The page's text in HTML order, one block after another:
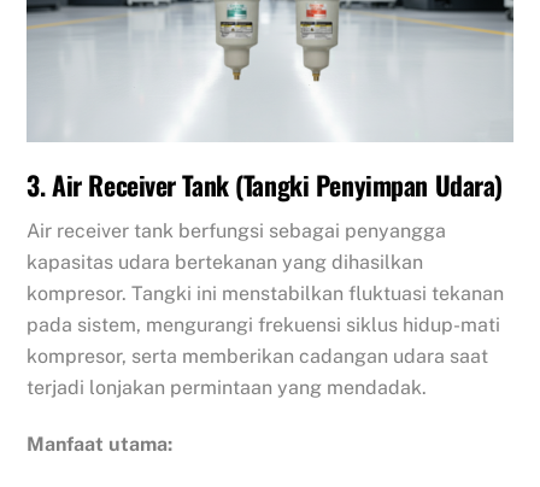
3. Air Receiver Tank (Tangki Penyimpan Udara)
Air receiver tank berfungsi sebagai penyangga
kapasitas udara bertekanan yang dihasilkan
kompresor. Tangki ini menstabilkan fluktuasi tekanan
pada sistem, mengurangi frekuensi siklus hidup-mati
kompresor, serta memberikan cadangan udara saat
terjadi lonjakan permintaan yang mendadak.
Manfaat utama: